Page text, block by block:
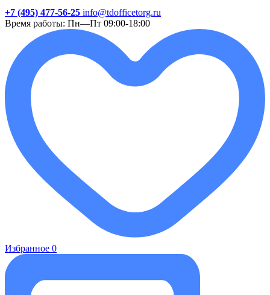
+7 (495) 477-56-25 info@tdofficetorg.ru
Время работы: Пн—Пт 09:00-18:00
Избранное 0